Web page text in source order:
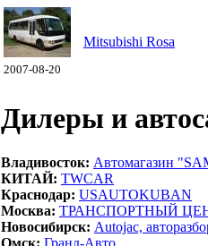
2007-08-20
Mitsubishi Rosa
Дилеры и
Владивосток: Автомагазин
КИТАЙ: TWCAR
Краснодар: USAUTOKUBAN
Москва: ТРАНСПОРТНЫЙ
Новосибирск: Autojac,
Омск: Гранд-Авто